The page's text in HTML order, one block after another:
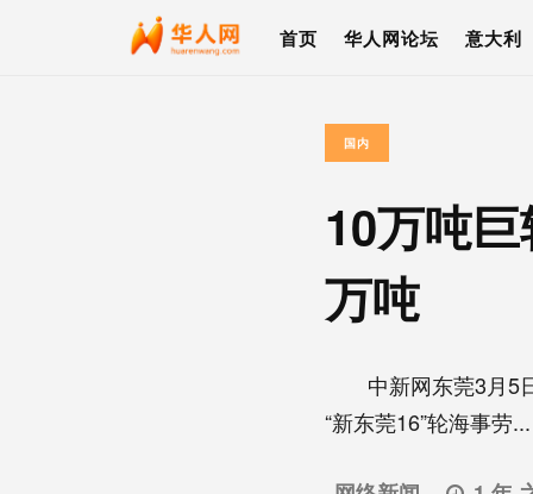
首页 华人网论坛 意大利
国内
10万吨
万吨
中新网东莞3月5日
“新东莞16”轮海事劳...